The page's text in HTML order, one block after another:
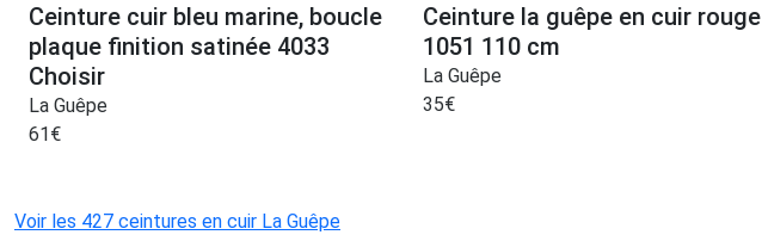
Ceinture cuir bleu marine, boucle
plaque finition satinée 4033
Choisir
La Guêpe
61€
Ceinture la guêpe en cuir rouge
1051 110 cm
La Guêpe
35€
Voir les 427 ceintures en cuir La Guêpe